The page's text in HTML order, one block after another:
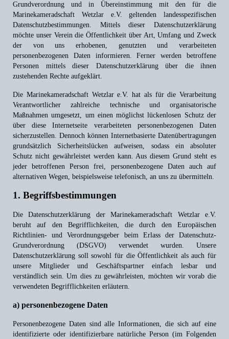
Grundverordnung und in Übereinstimmung mit den für die
Marinekameradschaft Wetzlar e.V. geltenden landesspezifischen
Datenschutzbestimmungen. Mittels dieser Datenschutzerklärung
möchte unser Verein die Öffentlichkeit über Art, Umfang und Zweck
der von uns erhobenen, genutzten und verarbeiteten
personenbezogenen Daten informieren. Ferner werden betroffene
Personen mittels dieser Datenschutzerklärung über die ihnen
zustehenden Rechte aufgeklärt.
Die Marinekameradschaft Wetzlar e.V. hat als für die Verarbeitung
Verantwortlicher zahlreiche technische und organisatorische
Maßnahmen umgesetzt, um einen möglichst lückenlosen Schutz der
über diese Internetseite verarbeiteten personenbezogenen Daten
sicherzustellen. Dennoch können Internetbasierte Datenübertragungen
grundsätzlich Sicherheitslücken aufweisen, sodass ein absoluter
Schutz nicht gewährleistet werden kann. Aus diesem Grund steht es
jeder betroffenen Person frei, personenbezogene Daten auch auf
alternativen Wegen, beispielsweise telefonisch, an uns zu übermitteln.
1. Begriffsbestimmungen
Die Datenschutzerklärung der Marinekameradschaft Wetzlar e.V.
beruht auf den Begrifflichkeiten, die durch den Europäischen
Richtlinien- und Verordnungsgeber beim Erlass der Datenschutz-
Grundverordnung (DSGVO) verwendet wurden. Unsere
Datenschutzerklärung soll sowohl für die Öffentlichkeit als auch für
unsere Mitglieder und Geschäftspartner einfach lesbar und
verständlich sein. Um dies zu gewährleisten, möchten wir vorab die
verwendeten Begrifflichkeiten erläutern.
a) personenbezogene Daten
Personenbezogene Daten sind alle Informationen, die sich auf eine
identifizierte oder identifizierbare natürliche Person (im Folgenden